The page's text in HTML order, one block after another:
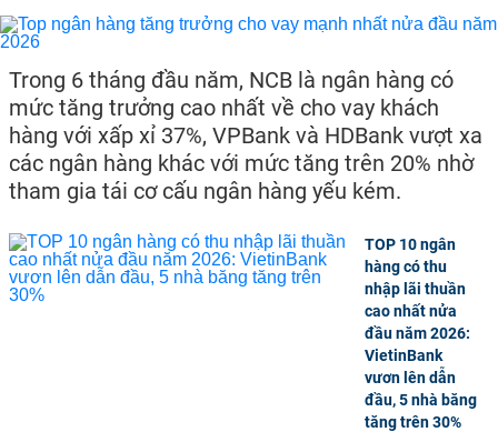
Trong 6 tháng đầu năm, NCB là ngân hàng có
mức tăng trưởng cao nhất về cho vay khách
hàng với xấp xỉ 37%, VPBank và HDBank vượt xa
các ngân hàng khác với mức tăng trên 20% nhờ
tham gia tái cơ cấu ngân hàng yếu kém.
TOP 10 ngân
hàng có thu
nhập lãi thuần
cao nhất nửa
đầu năm 2026:
VietinBank
vươn lên dẫn
đầu, 5 nhà băng
tăng trên 30%